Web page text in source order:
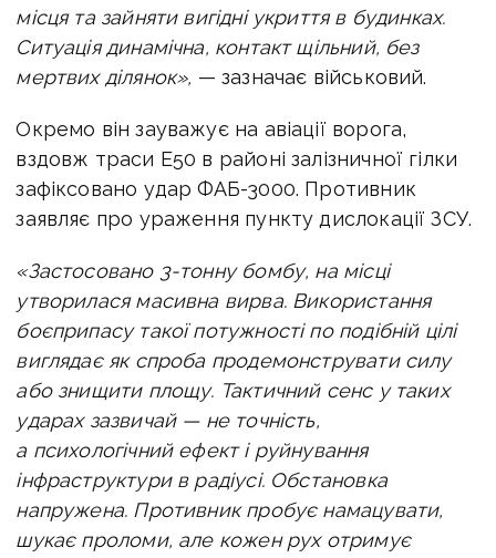
місця та зайняти вигідні укриття в будинках.
Ситуація динамічна, контакт щільний, без
мертвих ділянок», — зазначає військовий.
Окремо він зауважує на авіації ворога,
вздовж траси Е50 в районі залізничної гілки
зафіксовано удар ФАБ-3000. Противник
заявляє про ураження пункту дислокації ЗСУ.
«Застосовано 3-тонну бомбу, на місці
утворилася масивна вирва. Використання
боєприпасу такої потужності по подібній цілі
виглядає як спроба продемонструвати силу
або знищити площу. Тактичний сенс у таких
ударах зазвичай — не точність,
а психологічний ефект і руйнування
інфраструктури в радіусі. Обстановка
напружена. Противник пробує намацувати,
шукає проломи, але кожен рух отримує